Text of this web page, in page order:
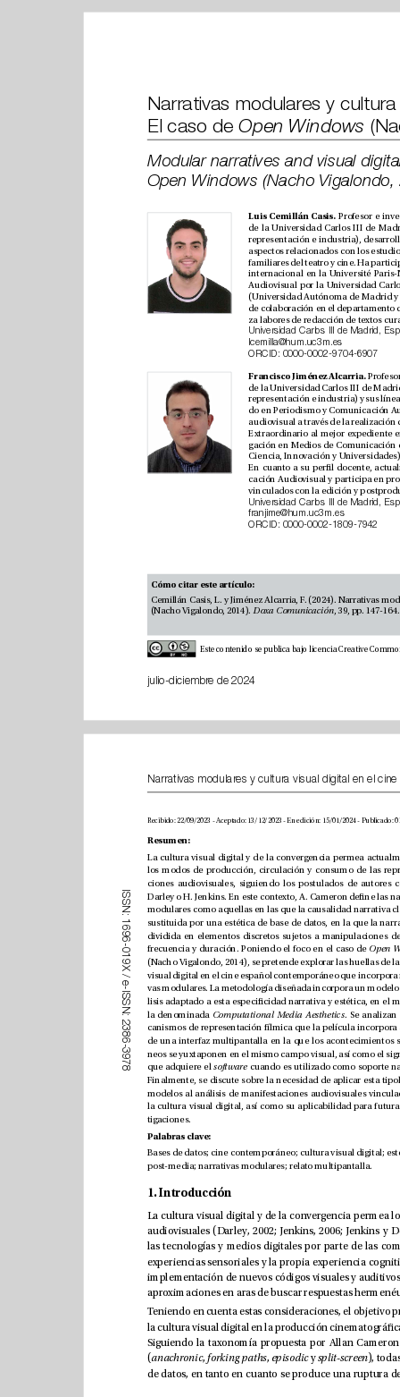
El caso de Open Windows
julio-diciembre de 2024
(Nacho Vigalondo, 2014). Doxa Comunicación , 39, pp. 147-164.
Luis Cemillán Casis.
lcemilla@hum.uc3m.es
0000-0002-9704-6907
Francisco Jiménez Alcarria.
franjime@hum.uc3m.es
0000-0002-1809-7942
I
S
S
N
:
1
6
9
6
-
0
1
9
X
/
e
I
S
S
N
:
2
3
8
6
-
3
9
7
8
1. Introducción
( anachronic , forking paths episodic y split-screen
Resumen:
frecuencia y duración. Poniendo el foco en el caso de
Computational Media Aesthetics
que adquiere el software
tigaciones.
post-media; narrativas modulares; relato multipantalla.